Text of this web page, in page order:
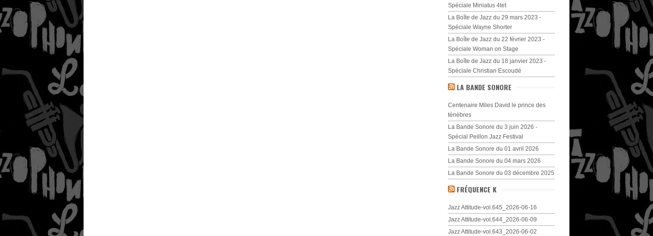
Spéciale Miniatus 4tet
La Boîte de Jazz du 29 mars 2023 -
Spéciale Wayne Shorter
La Boîte de Jazz du 22 février 2023 -
Spéciale Woman on Stage
La Boîte de Jazz du 18 janvier 2023 -
Spéciale Christian Escoudé
LA BANDE SONORE
Centenaire Miles David le prince des
ténèbres
La Bande Sonore du 3 juin 2026 -
Spécial Peillon Jazz Festival
La Bande Sonore du 01 avril 2026
La Bande Sonore du 04 mars 2026
La Bande Sonore du 03 décembre 2025
FRÉQUENCE K
Jazz Attitude-vol.645_2026-06-16
Jazz Attitude-vol.644_2026-06-09
Jazz Attitude-vol.643_2026-06-02